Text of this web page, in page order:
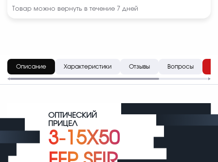
Товар можно вернуть в течение 7 дней
Описание Характеристики Отзывы Вопросы
ОПТИЧЕСКИЙ
ПРИЦЕЛ
3-15X50